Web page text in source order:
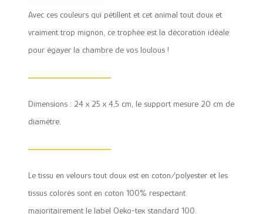
Avec ces couleurs qui pétillent et cet animal tout doux et
vraiment trop mignon, ce trophée est la décoration idéale
pour égayer la chambre de vos loulous !
Dimensions : 24 x 25 x 4,5 cm, le support mesure 20 cm de
diamètre.
Le tissu en velours tout doux est en coton/polyester et les
tissus colorés sont en coton 100% respectant
majoritairement le label Oeko-tex standard 100.